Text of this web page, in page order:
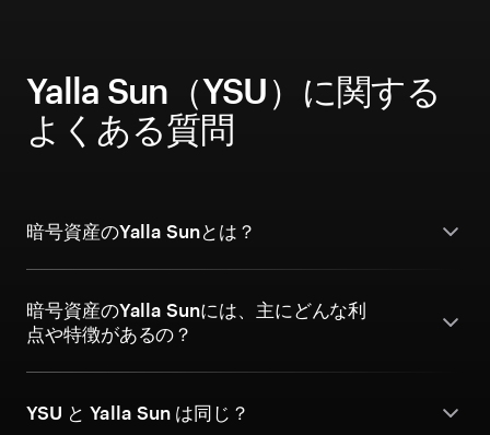
Yalla Sun（YSU）に関する
よくある質問
暗号資産のYalla Sunとは？
暗号資産のYalla Sunには、主にどんな利
点や特徴があるの？
YSU と Yalla Sun は同じ？